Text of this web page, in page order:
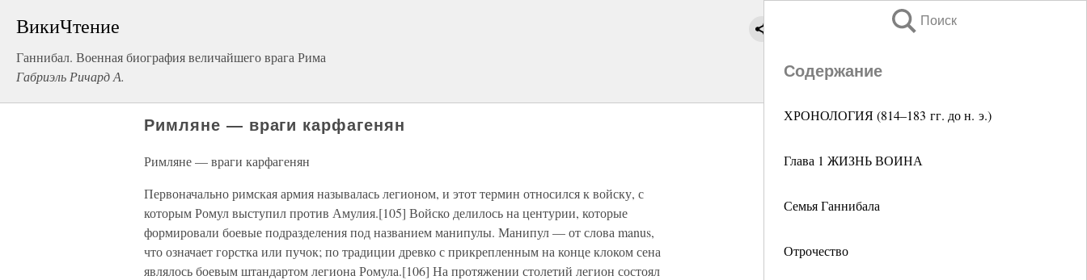
ВикиЧтение
Ганнибал. Военная биография величайшего врага Рима
Габриэль Ричард А.
Поиск
Содержание
ХРОНОЛОГИЯ (814–183 гг. до н. э.)
Глава 1 ЖИЗНЬ ВОИНА
Семья Ганнибала
Отрочество
Римляне — враги карфагенян
Римляне — враги карфагенян
Первоначально римская армия называлась легионом, и этот термин относился к войску, с
которым Ромул выступил против Амулия.[105] Войско делилось на центурии, которые
формировали боевые подразделения под названием манипулы. Манипул — от слова manus,
что означает горстка или пучок; по традиции древко с прикрепленным на конце клоком сена
являлось боевым штандартом легиона Ромула.[106] На протяжении столетий легион состоял